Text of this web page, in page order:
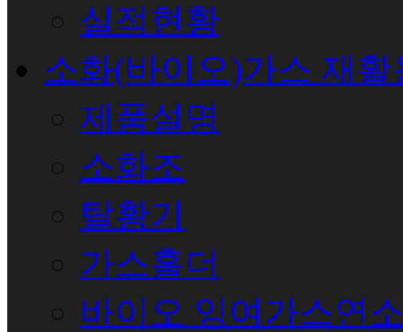
실적현황
소화(바이오)가스 재활
제품설명
소화조
탈황기
가스홀더
바이오 잉여가스연